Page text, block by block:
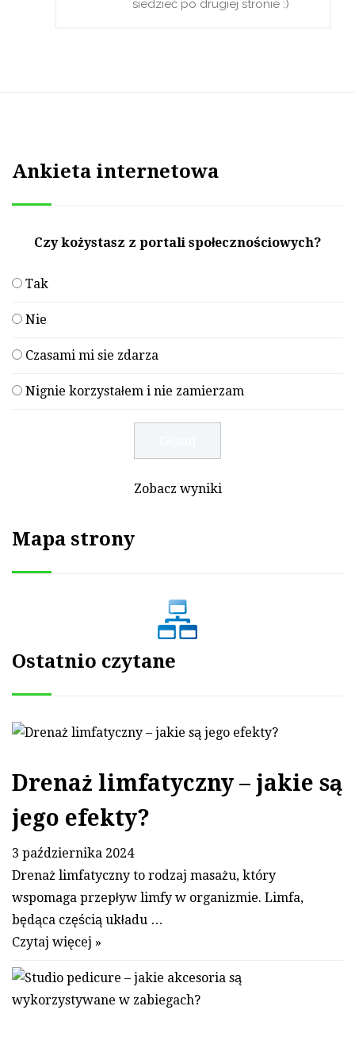
siedzieć po drugiej stronie :)
Ankieta internetowa
Czy kożystasz z portali społecznościowych?
Tak
Nie
Czasami mi sie zdarza
Nignie korzystałem i nie zamierzam
Zobacz wyniki
Mapa strony
Ostatnio czytane
Drenaż limfatyczny – jakie są
jego efekty?
3 października 2024
Drenaż limfatyczny to rodzaj masażu, który
wspomaga przepływ limfy w organizmie. Limfa,
będąca częścią układu …
Czytaj więcej »